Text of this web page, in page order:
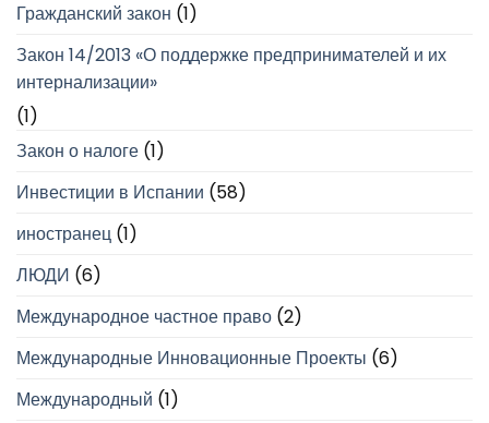
Гражданский закон (1)
Закон 14/2013 «О поддержке предпринимателей и их
интернализации»
(1)
Закон о налоге (1)
Инвестиции в Испании (58)
иностранец (1)
ЛЮДИ (6)
Международное частное право (2)
Международные Инновационные Проекты (6)
Международный (1)